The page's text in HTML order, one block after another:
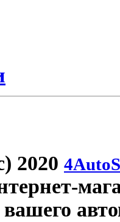
2020
вашего